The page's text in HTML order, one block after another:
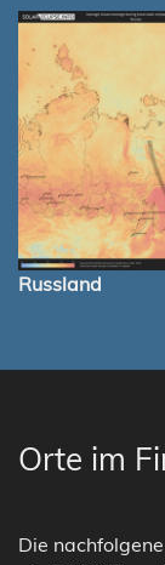
Russland
Orte im
Die